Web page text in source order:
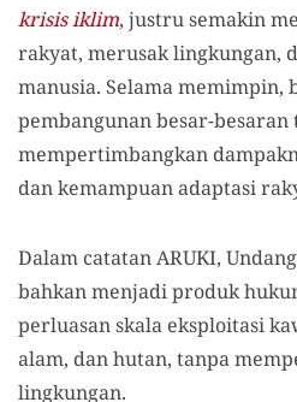
krisisiklim, justru semakin
rakyat, merusak lingkungan,
manusia. Selama memimpin,
pembangunan besar-
mempertimbangkan
dan kemampuan adaptasi
Dalam catatan ARUKI,
bahkan menjadi produk
perluasan skala eksploitasi
alam, dan hutan, tanpa
lingkungan.